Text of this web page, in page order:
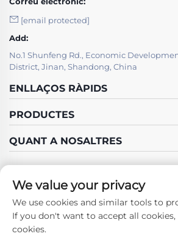
[email protected]
Add:
No.1 Shunfeng Rd., Economic
District, Jinan, Shandong, China
ENLLAÇOS RÀPIDS
PRODUCTES
QUANT A NOSALTRES
Segueix-nos
We value your privacy
We use cookies and similar tools to
If you don't want to accept all cookies,
cookies.